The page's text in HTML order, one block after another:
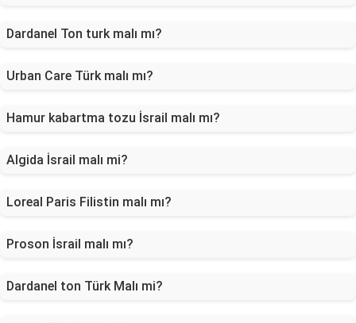
Dardanel Ton turk malı mı?
Urban Care Türk malı mı?
Hamur kabartma tozu İsrail malı mı?
Algida İsrail malı mi?
Loreal Paris Filistin malı mı?
Proson İsrail malı mı?
Dardanel ton Türk Malı mi?